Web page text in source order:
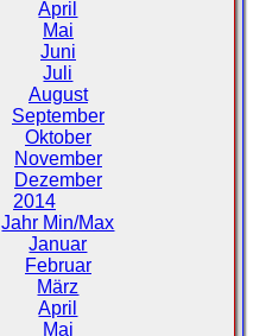
April
Mai
Juni
Juli
August
September
Oktober
November
Dezember
2014
Jahr Min/Max
Januar
Februar
März
April
Mai